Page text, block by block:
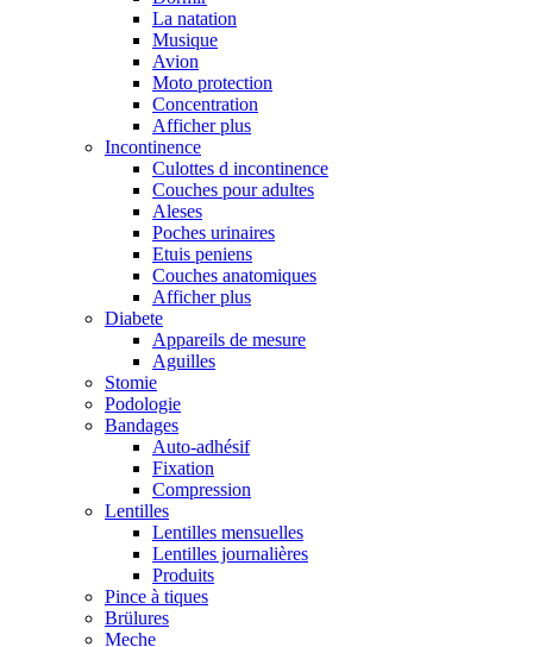
La natation
Musique
Avion
Moto protection
Concentration
Afficher plus
Incontinence
Culottes d incontinence
Couches pour adultes
Aleses
Poches urinaires
Etuis peniens
Couches anatomiques
Afficher plus
Diabete
Appareils de mesure
Aguilles
Stomie
Podologie
Bandages
Auto-adhésif
Fixation
Compression
Lentilles
Lentilles mensuelles
Lentilles journalières
Produits
Pince à tiques
Brülures
Meche